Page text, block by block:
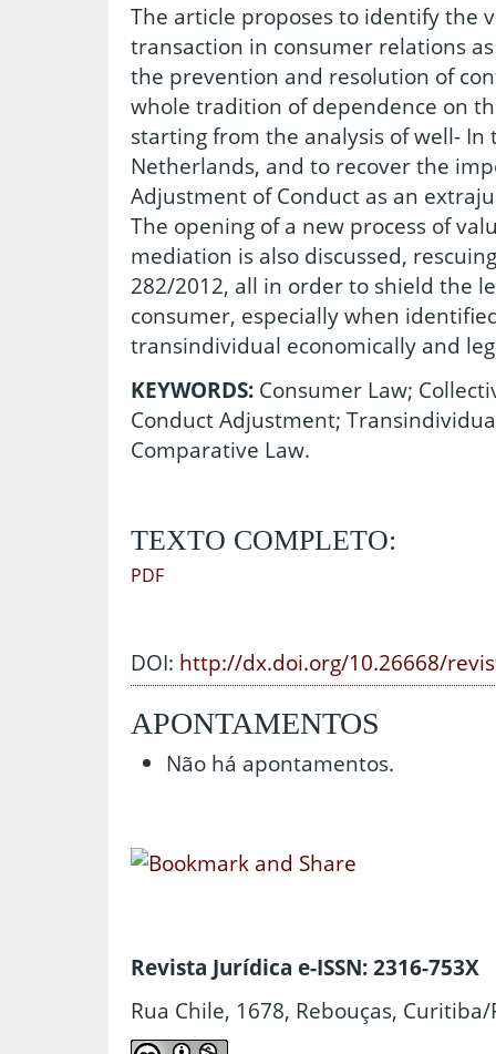
The article proposes to identify the
transaction in consumer relations
the prevention and resolution of
whole tradition of dependence on
starting from the analysis of well-
Netherlands, and to recover the
Adjustment of Conduct as an
The opening of a new process of
mediation is also discussed,
282/2012, all in order to shield the
consumer, especially when
transindividual economically and
KEYWORDS: Consumer Law;
Conduct Adjustment;
Comparative Law.
TEXTO COMPLETO:
PDF
DOI: http://dx.doi.org/10.26668/
APONTAMENTOS
Não há apontamentos.
Revista Jurídica e-ISSN: 2316-753X
Rua Chile, 1678, Rebouças, Curitiba/